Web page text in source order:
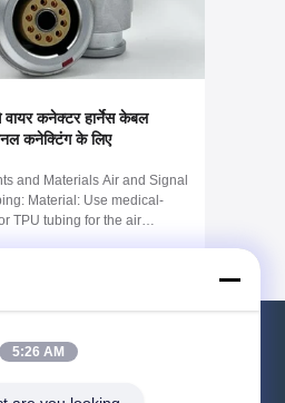
कनेक्टर हार्नेस केबल
कनेक्टिंग के लिए
and Materials Air and Signal
Material: Use medical-
TPU tubing for the air
5:26 AM